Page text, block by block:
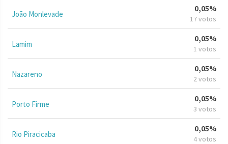
João Monlevade
0,05%
17 votos
Lamim
0,05%
1 votos
Nazareno
0,05%
2 votos
Porto Firme
0,05%
3 votos
Rio Piracicaba
0,05%
4 votos